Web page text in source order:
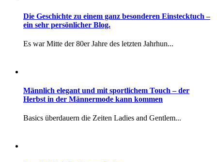
Joseph Christian Leyendecker
Ladies and Gentlemen, den heutigen Beitrag möch...
Der Hut – zeitgemäß zeitlos